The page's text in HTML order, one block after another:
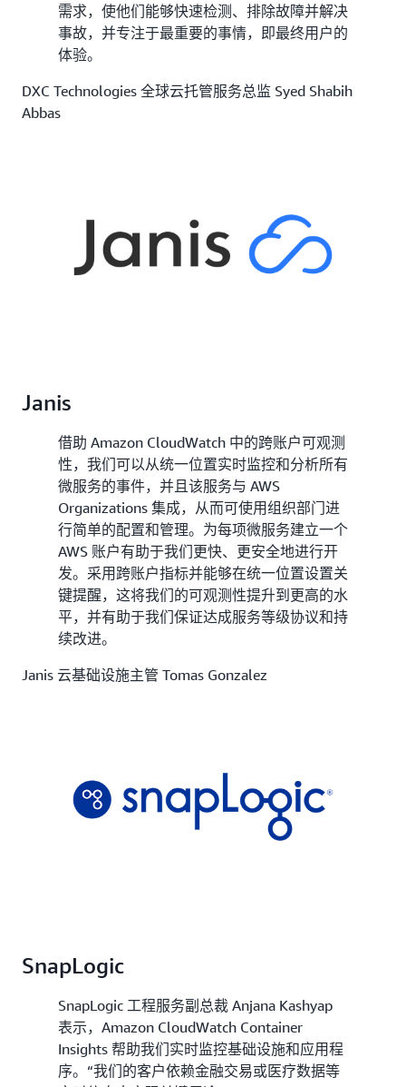
需求，使他们能够快速检测、排除故障并解决
事故，并专注于最重要的事情，即最终用户的
体验。
DXC Technologies 全球云托管服务总监 Syed Shabih
Abbas
Janis
借助 Amazon CloudWatch 中的跨账户可观测
性，我们可以从统一位置实时监控和分析所有
微服务的事件，并且该服务与 AWS
Organizations 集成，从而可使用组织部门进
行简单的配置和管理。为每项微服务建立一个
AWS 账户有助于我们更快、更安全地进行开
发。采用跨账户指标并能够在统一位置设置关
键提醒，这将我们的可观测性提升到更高的水
平，并有助于我们保证达成服务等级协议和持
续改进。
Janis 云基础设施主管 Tomas Gonzalez
SnapLogic
SnapLogic 工程服务副总裁 Anjana Kashyap
表示，Amazon CloudWatch Container
Insights 帮助我们实时监控基础设施和应用程
序。“我们的客户依赖金融交易或医疗数据等